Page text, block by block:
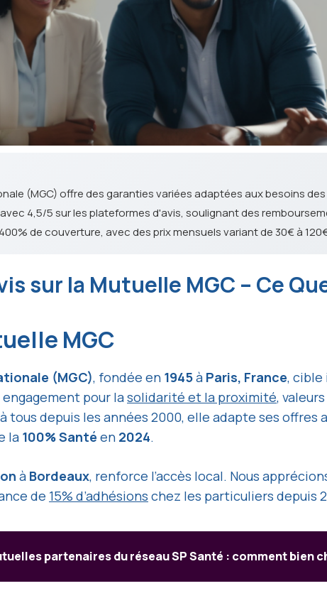
(MGC) offre des garanties variées adaptées aux besoins
4,5/5 sur les plateformes d'avis, soulignant des
de couverture, avec des prix mensuels variant de 30€ à
sur la Mutuelle MGC – Ce
MGC
(MGC), fondée en 1945à Paris, France,
pour lasolidarité et la proximité,
tous depuis les années 2000, elle adapte ses offres
la 100% Santé en 2024.
à Bordeaux, renforce l’accès local. Nous
de 15% d’adhésions chez les particuliers depuis
partenaires du réseau SP Santé : comment bien